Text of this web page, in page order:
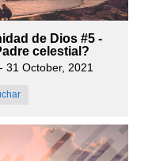
de Dios #5 -
celestial?
- 31 October, 2021